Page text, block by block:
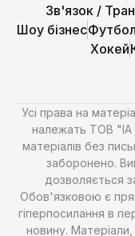
Зв'язок /
Шоу бізнесФутбол
Хокей
Усі права на
належать ТОВ "ІА
матеріалів без
заборонено.
дозволяється
Обов'язковою є
гіперпосилання в
новину.